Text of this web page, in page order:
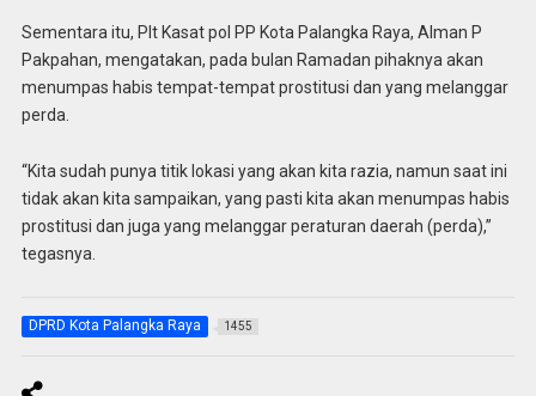
Sementara itu, Plt Kasat pol PP Kota Palangka Raya, Alman P
Pakpahan, mengatakan, pada bulan Ramadan pihaknya akan
menumpas habis tempat-tempat prostitusi dan yang melanggar
perda.
“Kita sudah punya titik lokasi yang akan kita razia, namun saat ini
tidak akan kita sampaikan, yang pasti kita akan menumpas habis
prostitusi dan juga yang melanggar peraturan daerah (perda),”
tegasnya.
DPRD Kota Palangka Raya 1455